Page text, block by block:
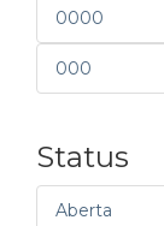
0000
000
Status
Aberta